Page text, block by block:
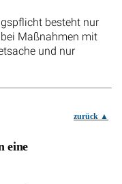
besteht nur
Maßnahmen mit
und nur
zurück
eine